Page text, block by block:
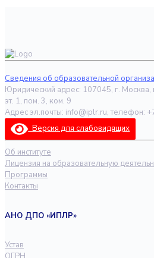
Сведения об образовательной
Юридический адрес: 107045, г.
эт. 1, пом. 3, ком. 9
Адрес эл.почты: info@iplr.ru, телефон:
Версия для слабовидящих
Об институте
Лицензия на образовательную
Программы
Контакты
АНО ДПО «ИПЛР»
Устав